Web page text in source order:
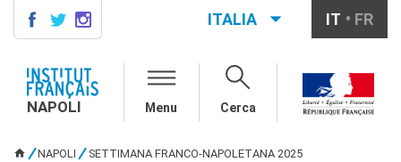
CONTACTS
CORSI DI FRANCESE
ITALIA IT FR
NAPOLI Menu Cerca
NAPOLI SETTIMANA FRANCO-NAPOLETANA 2025